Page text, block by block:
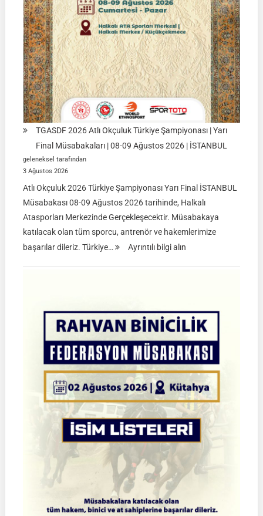
Erciş/VAN
TGASDF 2026 Atlı Okçuluk Türkiye Şampiyonası | Yarı
Final Müsabakaları | 08-09 Ağustos 2026 | İSTANBUL
geleneksel tarafından
3 Ağustos 2026
Atlı Okçuluk 2026 Türkiye Şampiyonası Yarı Final İSTANBUL
Müsabakası 08-09 Ağustos 2026 tarihinde, Halkalı
Atasporları Merkezinde Gerçekleşecektir. Müsabakaya
katılacak olan tüm sporcu, antrenör ve hakemlerimize
başarılar dileriz. Türkiye…
Ayrıntılı bilgi alın:
Türkiye
Şampiyonası
Yarı
Final
Müsabakaları
|
08-
09
2026
İSTANBUL